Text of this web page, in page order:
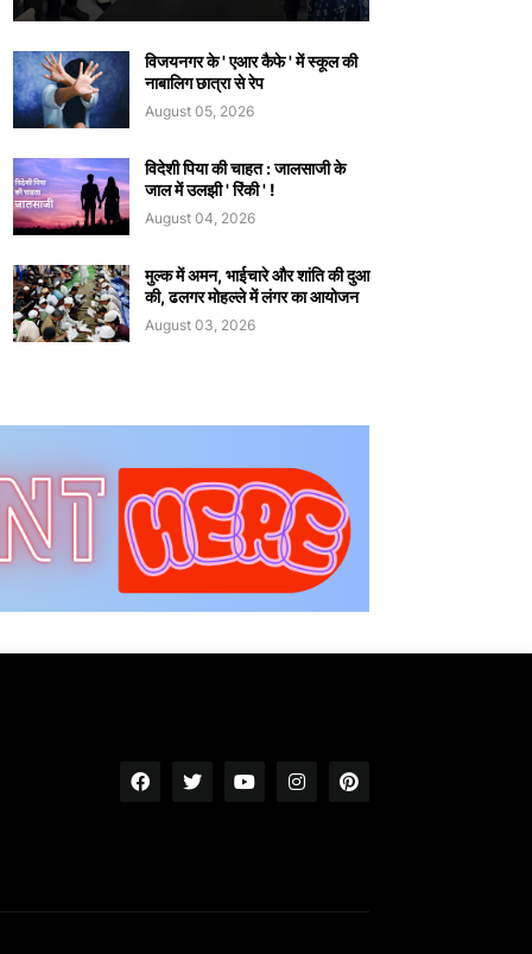
विजयनगर के ' एआर कैफे ' में स्कूल की
नाबालिग छात्रा से रेप
August 05, 2026
विदेशी पिया की चाहत : जालसाजी के
जाल में उलझी ' रिंकी ' !
August 04, 2026
मुल्क में अमन, भाईचारे और शांति की दुआ
की, ढलगर मोहल्ले में लंगर का आयोजन
August 03, 2026